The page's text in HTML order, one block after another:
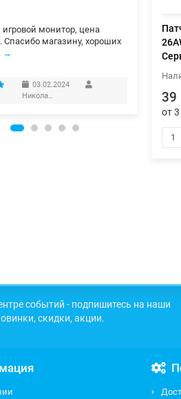
монитор, цена
Спасибо магазину, хороших
→
03.02.2024
39
от
событий - подпишитесь на наши
скидки, акции.